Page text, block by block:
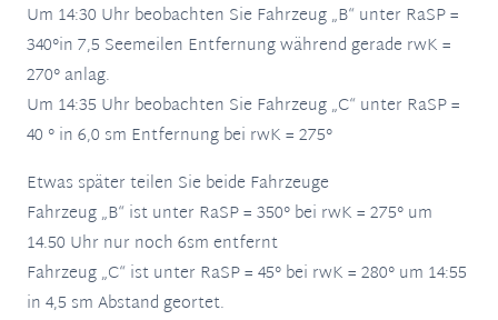
Um 14:30 Uhr beobachten Sie Fahrzeug „B“ unter RaSP =
340°in 7,5 Seemeilen Entfernung während gerade rwK =
270° anlag.
Um 14:35 Uhr beobachten Sie Fahrzeug „C“ unter RaSP =
40 ° in 6,0 sm Entfernung bei rwK = 275°
Etwas später teilen Sie beide Fahrzeuge
Fahrzeug „B“ ist unter RaSP = 350° bei rwK = 275° um
14.50 Uhr nur noch 6sm entfernt
Fahrzeug „C“ ist unter RaSP = 45° bei rwK = 280° um 14:55
in 4,5 sm Abstand geortet.